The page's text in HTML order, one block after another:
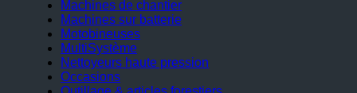
Machines de chantier
Machines sur batterie
Motobineuses
MultiSystème
Nettoyeurs haute pression
Occasions